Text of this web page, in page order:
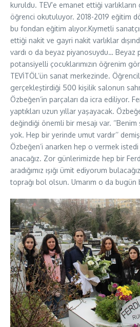
kuruldu. TEV’e emanet ettiği
öğrenci okutuluyor. 2018-2019 eğitim
bu fondan eğitim alıyor.Kıymetli
ettiği nakit ve gayri nakit varlıklar
vardı o da beyaz piyanosuydu… Beyaz
potansiyelli çocuklarımızın öğrenim
TEVİTÖL’ün sanat merkezinde.
gerçekleştirdiği 500 kişilik salonun
Özbeğen’in parçaları da icra ediliyor.
yaptıkları uzun yıllar yaşayacak.
değindiği önemli bir mesajı var.
yok. Hep bir yerinde umut vardır’’
Özbeğen’i anarken hep o vermek istedi
anacağız. Zor günlerimizde hep bir
aradığımız ışığı ümit ediyorum
toprağı bol olsun. Umarım o da bugün